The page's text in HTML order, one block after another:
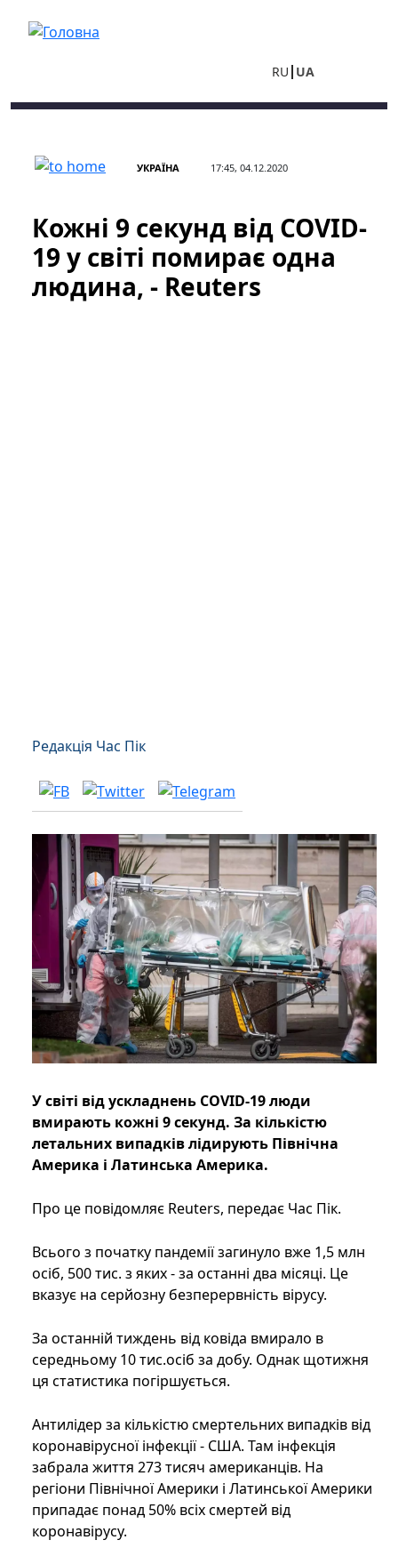
RU UA
УКРАЇНА 17:45, 04.12.2020
Кожні 9 секунд від COVID-
19 у світі помирає одна
людина, - Reuters
Редакція Час Пік
У світі від ускладнень COVID-19 люди
вмирають кожні 9 секунд. За кількістю
летальних випадків лідирують Північна
Америка і Латинська Америка.
Про це повідомляє Reuters, передає Час Пік.
Всього з початку пандемії загинуло вже 1,5 млн
осіб, 500 тис. з яких - за останні два місяці. Це
вказує на серйозну безперервність вірусу.
За останній тиждень від ковіда вмирало в
середньому 10 тис.осіб за добу. Однак щотижня
ця статистика погіршується.
Антилідер за кількістю смертельних випадків від
коронавірусної інфекції - США. Там інфекція
забрала життя 273 тисяч американців. На
регіони Північної Америки і Латинської Америки
припадає понад 50% всіх смертей від
коронавірусу.